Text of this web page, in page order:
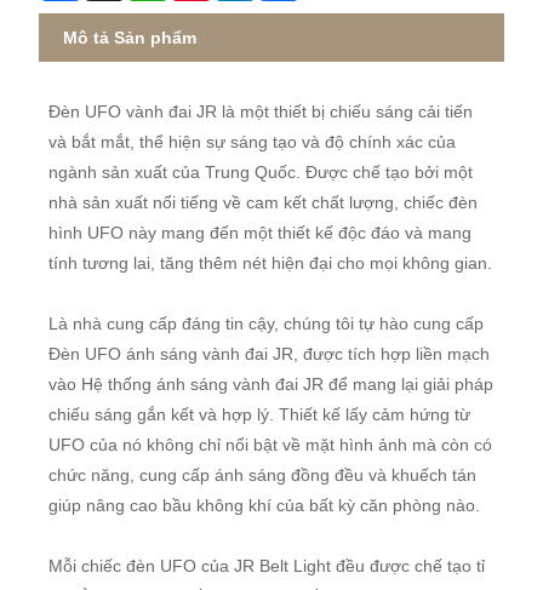
Mô tả Sản phẩm
Đèn UFO vành đai JR là một thiết bị chiếu sáng cải tiến
và bắt mắt, thể hiện sự sáng tạo và độ chính xác của
ngành sản xuất của Trung Quốc. Được chế tạo bởi một
nhà sản xuất nổi tiếng về cam kết chất lượng, chiếc đèn
hình UFO này mang đến một thiết kế độc đáo và mang
tính tương lai, tăng thêm nét hiện đại cho mọi không gian.
Là nhà cung cấp đáng tin cậy, chúng tôi tự hào cung cấp
Đèn UFO ánh sáng vành đai JR, được tích hợp liền mạch
vào Hệ thống ánh sáng vành đai JR để mang lại giải pháp
chiếu sáng gắn kết và hợp lý. Thiết kế lấy cảm hứng từ
UFO của nó không chỉ nổi bật về mặt hình ảnh mà còn có
chức năng, cung cấp ánh sáng đồng đều và khuếch tán
giúp nâng cao bầu không khí của bất kỳ căn phòng nào.
Mỗi chiếc đèn UFO của JR Belt Light đều được chế tạo tỉ